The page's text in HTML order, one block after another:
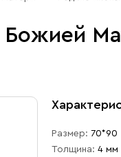
Размер: 70*90
Толщина: 4 мм